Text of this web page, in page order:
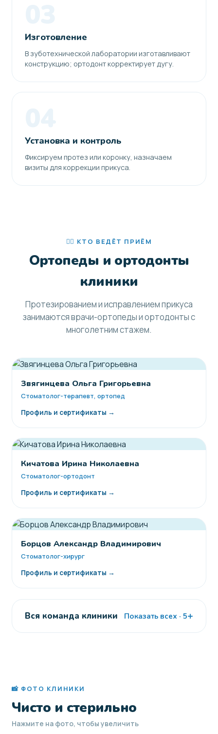
Изготовление
В зуботехнической лаборатории изготавливают
конструкцию; ортодонт корректирует дугу.
Установка и контроль
Фиксируем протез или коронку, назначаем
визиты для коррекции прикуса.
👩‍⚕️ КТО ВЕДЁТ ПРИЁМ
Ортопеды и ортодонты
клиники
Протезированием и исправлением прикуса
занимаются врачи-ортопеды и ортодонты с
многолетним стажем.
Звягинцева Ольга Григорьевна
Стоматолог-терапевт, ортопед
Профиль и сертификаты →
Кичатова Ирина Николаевна
Стоматолог-ортодонт
Профиль и сертификаты →
Борцов Александр Владимирович
Стоматолог-хирург
Профиль и сертификаты →
Вся команда клиники Показать всех · 5+
📸 ФОТО КЛИНИКИ
Чисто и стерильно
Нажмите на фото, чтобы увеличить